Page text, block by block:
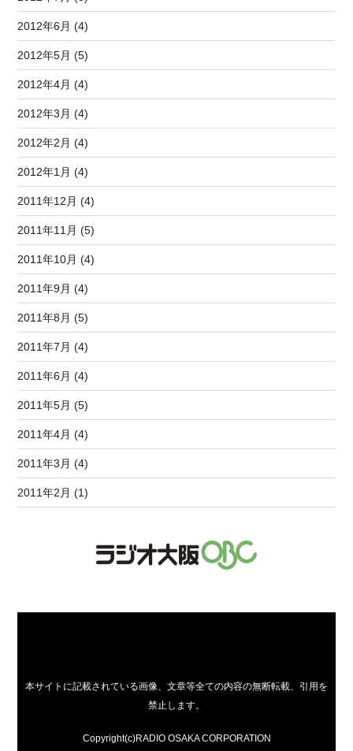
2012年6月 (4)
2012年5月 (5)
2012年4月 (4)
2012年3月 (4)
2012年2月 (4)
2012年1月 (4)
2011年12月 (4)
2011年11月 (5)
2011年10月 (4)
2011年9月 (4)
2011年8月 (5)
2011年7月 (4)
2011年6月 (4)
2011年5月 (5)
2011年4月 (4)
2011年3月 (4)
2011年2月 (1)
本サイトに記載されている画像、文章等全ての内容の無断転載、引用を
禁止します。
Copyright(c)RADIO OSAKA CORPORATION